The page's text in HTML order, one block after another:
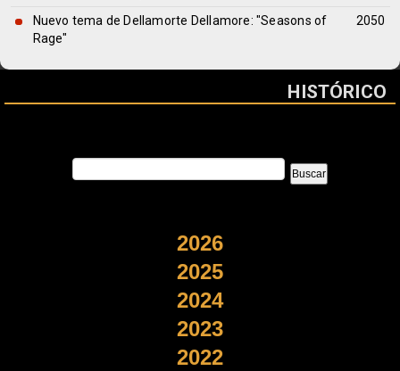
Nuevo tema de Dellamorte Dellamore: "Seasons of
Rage"
2050
HISTÓRICO
2026
2025
2024
2023
2022